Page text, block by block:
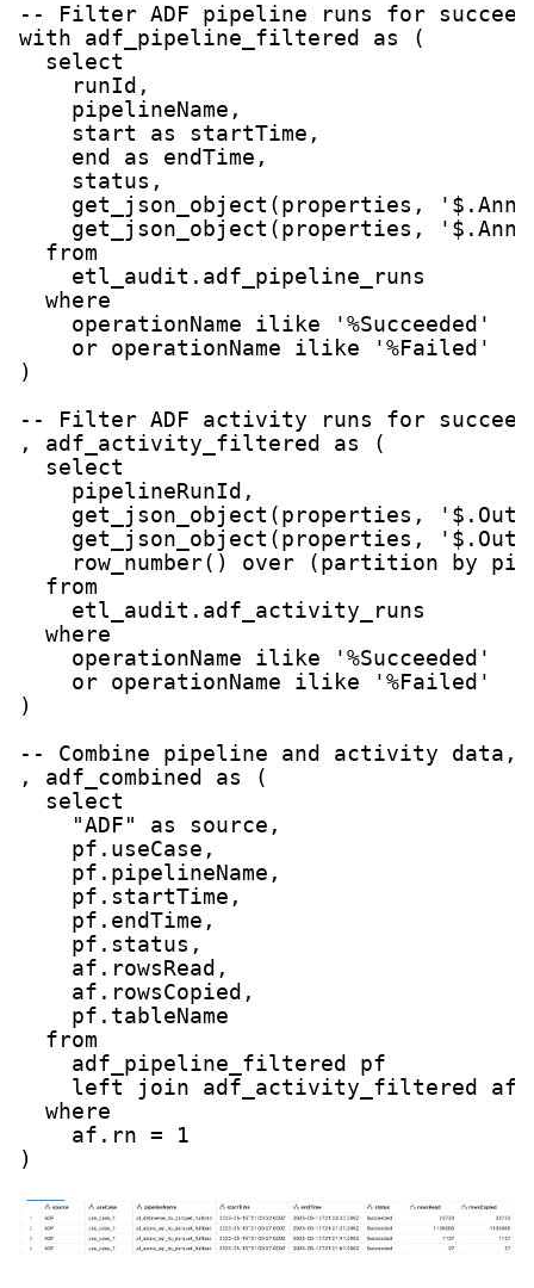
-- Filter ADF pipeline runs for
with adf_pipeline_filtered as (
  select
    runId,
    pipelineName,
start as startTime,
end
as endTime,
    status,
get_json_object(properties,
get_json_object(properties,
  from
    etl_audit.adf_pipeline_runs
  where
    operationName ilike '%Succeeded'
    or operationName ilike '%Failed'
)
-- Filter ADF activity runs for
, adf_activity_filtered as (
  select
    pipelineRunId,
get_json_object(properties,
get_json_object(properties,
row_number() over (partition by
  from
    etl_audit.adf_activity_runs
  where
    operationName ilike '%Succeeded'
    or operationName ilike '%Failed'
)
-- Combine pipeline and activity
, adf_combined as (
  select
    "ADF" as source,
    pf.useCase,
    pf.pipelineName,
    pf.startTime,
    pf.endTime,
    pf.status,
    af.rowsRead,
    af.rowsCopied,
    pf.tableName
  from
    adf_pipeline_filtered pf
left join adf_activity_filtered af
  where
    af.rn = 1